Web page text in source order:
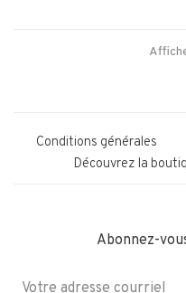
Conditions générales
Découvrez la
Abonnez-